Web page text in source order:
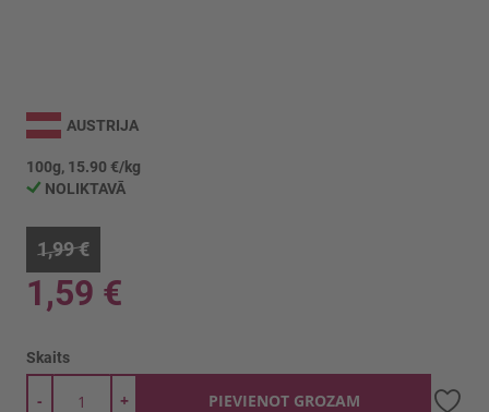
uz
galerijas
sākumu
AUSTRIJA
100g, 15.90 €/kg
NOLIKTAVĀ
1,99 €
1,59 €
Skaits
+
- PIEVIENOT GROZAM